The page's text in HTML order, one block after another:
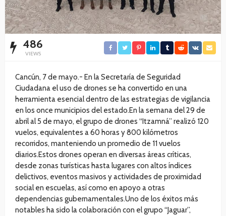
486
VIEWS
Cancún, 7 de mayo.- En la Secretaría de Seguridad
Ciudadana el uso de drones se ha convertido en una
herramienta esencial dentro de las estrategias de vigilancia
en los once municipios del estado.En la semana del 29 de
abril al 5 de mayo, el grupo de drones “Itzamná” realizó 120
vuelos, equivalentes a 60 horas y 800 kilómetros
recorridos, manteniendo un promedio de 11 vuelos
diarios.Estos drones operan en diversas áreas críticas,
desde zonas turísticas hasta lugares con altos índices
delictivos, eventos masivos y actividades de proximidad
social en escuelas, así como en apoyo a otras
dependencias gubernamentales.Uno de los éxitos más
notables ha sido la colaboración con el grupo “Jaguar”,